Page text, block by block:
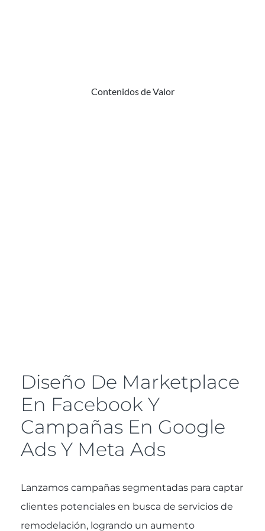
Contenidos de Valor
Diseño De Marketplace
En Facebook Y
Campañas En Google
Ads Y Meta Ads
Lanzamos campañas segmentadas para captar
clientes potenciales en busca de servicios de
remodelación, logrando un aumento